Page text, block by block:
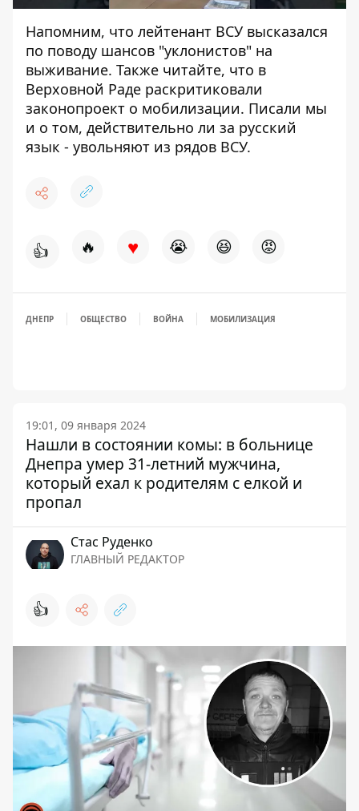
Напомним, что лейтенант ВСУ высказался
по поводу шансов "уклонистов" на
выживание. Также читайте, что в
Верховной Раде раскритиковали
законопроект о мобилизации. Писали мы
и о том, действительно ли за русский
язык - увольняют из рядов ВСУ.
👍 🔥 ♥ 😭 😆 😡
ДНЕПР ОБЩЕСТВО ВОЙНА МОБИЛИЗАЦИЯ
19:01, 09 января 2024
Нашли в состоянии комы: в больнице
Днепра умер 31-летний мужчина,
который ехал к родителям с елкой и
пропал
Стаc Руденко
ГЛАВНЫЙ РЕДАКТОР
👍